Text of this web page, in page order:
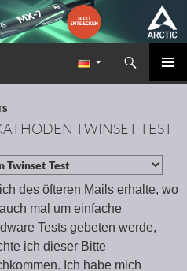
Portal
TWINSET TEST
des öfteren Mails erhalte, wo
mal um einfache
Tests gebeten werde,
ich dieser Bitte
Ich habe mich